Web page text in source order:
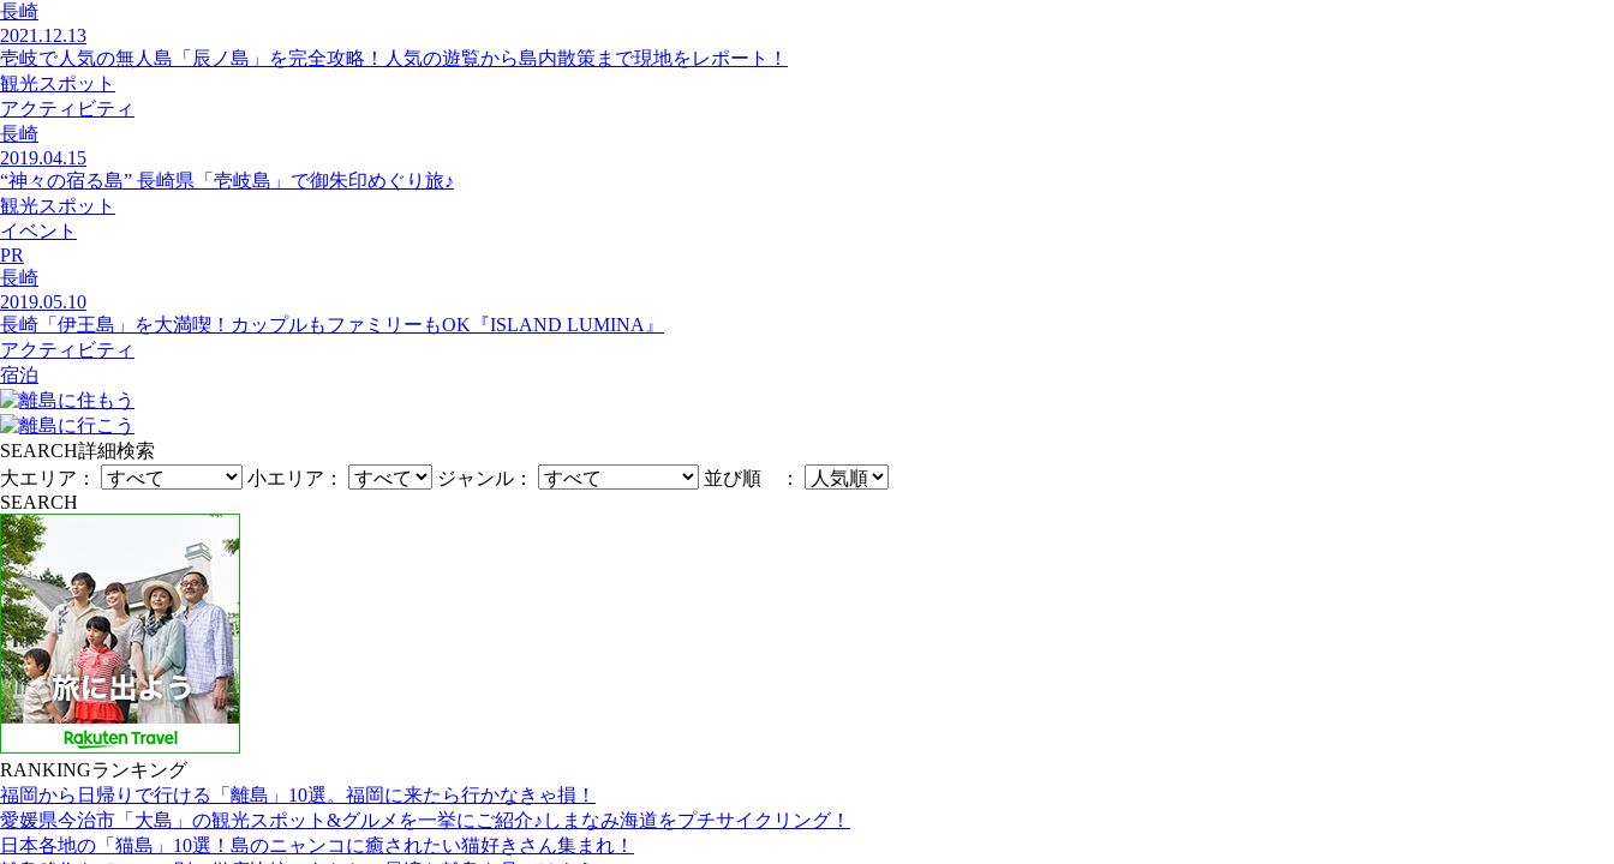
長崎
2021.12.13
壱岐で人気の無人島「辰ノ島」を完全攻略！人気の遊覧から島内散策まで現地をレポート！
観光スポット
アクティビティ
長崎
2019.04.15
“神々の宿る島” 長崎県「壱岐島」で御朱印めぐり旅♪
観光スポット
イベント
PR
長崎
2019.05.10
長崎「伊王島」を大満喫！カップルもファミリーもOK『ISLAND LUMINA』
アクティビティ
宿泊
SEARCH詳細検索
大エリア：
小エリア： ジャンル：
並び順 ：
SEARCH
RANKINGランキング
福岡から日帰りで行ける「離島」10選。福岡に来たら行かなきゃ損！
愛媛県今治市「大島」の観光スポット&グルメを一挙にご紹介♪しまなみ海道をプチサイクリング！
日本各地の「猫島」10選！島のニャンコに癒されたい猫好きさん集まれ！